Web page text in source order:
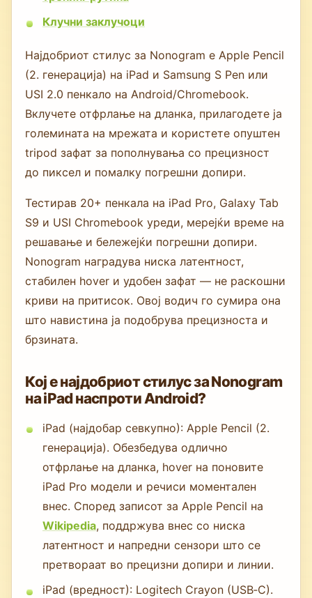
Клучни заклучоци
Најдобриот стилус за Nonogram е Apple Pencil
(2. генерација) на iPad и Samsung S Pen или
USI 2.0 пенкало на Android/Chromebook.
Вклучете отфрлање на дланка, прилагодете ја
големината на мрежата и користете опуштен
tripod зафат за пополнувања со прецизност
до пиксел и помалку погрешни допири.
Тестирав 20+ пенкала на iPad Pro, Galaxy Tab
S9 и USI Chromebook уреди, мерејќи време на
решавање и бележејќи погрешни допири.
Nonogram наградува ниска латентност,
стабилен hover и удобен зафат — не раскошни
криви на притисок. Овој водич го сумира она
што навистина ја подобрува прецизноста и
брзината.
Кој е најдобриот стилус за Nonogram
на iPad наспроти Android?
iPad (најдобар севкупно): Apple Pencil (2.
генерација). Обезбедува одлично
отфрлање на дланка, hover на поновите
iPad Pro модели и речиси моментален
внес. Според записот за Apple Pencil на
Wikipedia, поддржува внес со ниска
латентност и напредни сензори што се
претвораат во прецизни допири и линии.
iPad (вредност): Logitech Crayon (USB‑C).